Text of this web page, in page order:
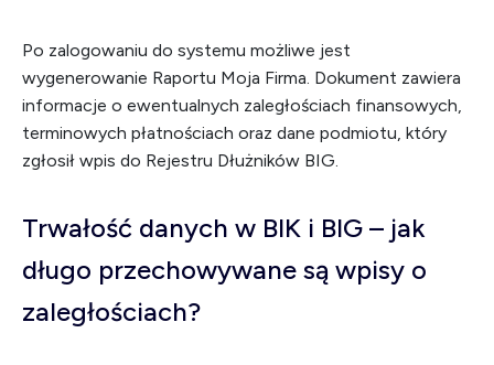
Po zalogowaniu do systemu możliwe jest
wygenerowanie Raportu Moja Firma. Dokument zawiera
informacje o ewentualnych zaległościach finansowych,
terminowych płatnościach oraz dane podmiotu, który
zgłosił wpis do Rejestru Dłużników BIG.
Trwałość danych w BIK i BIG – jak
długo przechowywane są wpisy o
zaległościach?